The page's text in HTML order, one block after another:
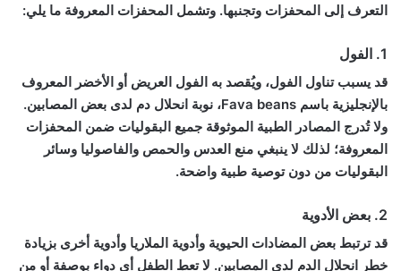
التعرف إلى المحفزات وتجنبها. وتشمل المحفزات المعروفة ما يلي:
1. الفول
قد يسبب تناول الفول، ويُقصد به الفول العريض أو الأخضر المعروف
بالإنجليزية باسم Fava beans، نوبة انحلال دم لدى بعض المصابين.
ولا تُدرج المصادر الطبية الموثوقة جميع البقوليات ضمن المحفزات
المعروفة؛ لذلك لا ينبغي منع العدس والحمص والفاصوليا وسائر
البقوليات من دون توصية طبية واضحة.
2. بعض الأدوية
قد ترتبط بعض المضادات الحيوية وأدوية الملاريا وأدوية أخرى بزيادة
خطر انحلال الدم لدى المصابين. لا تعطِ الطفل أي دواء بوصفة أو من